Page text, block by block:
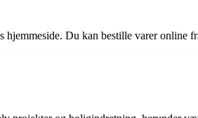
Du kan bestille varer online